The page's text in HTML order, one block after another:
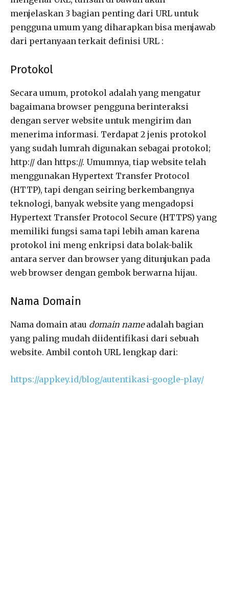
menjelaskan 3 bagian penting dari URL untuk
pengguna umum yang diharapkan bisa menjawab
dari pertanyaan terkait definisi URL :
Protokol
Secara umum, protokol adalah yang mengatur
bagaimana browser pengguna berinteraksi
dengan server website untuk mengirim dan
menerima informasi. Terdapat 2 jenis protokol
yang sudah lumrah digunakan sebagai protokol;
http:// dan https://. Umumnya, tiap website telah
menggunakan Hypertext Transfer Protocol
(HTTP), tapi dengan seiring berkembangnya
teknologi, banyak website yang mengadopsi
Hypertext Transfer Protocol Secure (HTTPS) yang
memiliki fungsi sama tapi lebih aman karena
protokol ini meng enkripsi data bolak-balik
antara server dan browser yang ditunjukan pada
web browser dengan gembok berwarna hijau.
Nama Domain
Nama domain atau domain nameadalah bagian
yang paling mudah diidentifikasi dari sebuah
website. Ambil contoh URL lengkap dari:
https://appkey.id/blog/autentikasi-google-play/